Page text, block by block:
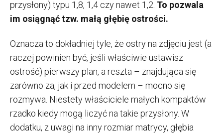
przysłony) typu 1,8, 1,4 czy nawet 1,2. To pozwala
im osiągnąć tzw. małą głębię ostrości.
Oznacza to dokładniej tyle, że ostry na zdjęciu jest (a
raczej powinien być, jeśli właściwie ustawisz
ostrość) pierwszy plan, a reszta – znajdująca się
zarówno za, jak i przed modelem – mocno się
rozmywa. Niestety właściciele małych kompaktów
rzadko kiedy mogą liczyć na takie przysłony. W
dodatku, z uwagi na inny rozmiar matrycy, głębia